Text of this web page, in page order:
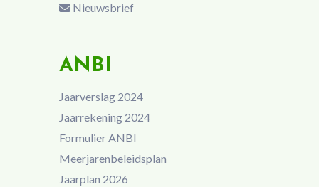
Nieuwsbrief
ANBI
Jaarverslag 2024
Jaarrekening 2024
Formulier ANBI
Meerjarenbeleidsplan
Jaarplan 2026